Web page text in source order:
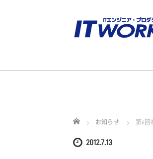
ホーム お知らせ 第6回
2012.7.13